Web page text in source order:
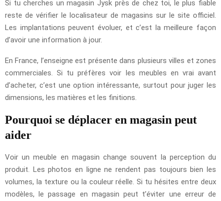
Si tu cherches un magasin Jysk près de chez toi, le plus fiable
reste de vérifier le localisateur de magasins sur le site officiel.
Les implantations peuvent évoluer, et c’est la meilleure façon
d’avoir une information à jour.
En France, l’enseigne est présente dans plusieurs villes et zones
commerciales. Si tu préfères voir les meubles en vrai avant
d’acheter, c’est une option intéressante, surtout pour juger les
dimensions, les matières et les finitions.
Pourquoi se déplacer en magasin peut
aider
Voir un meuble en magasin change souvent la perception du
produit. Les photos en ligne ne rendent pas toujours bien les
volumes, la texture ou la couleur réelle. Si tu hésites entre deux
modèles, le passage en magasin peut t’éviter une erreur de